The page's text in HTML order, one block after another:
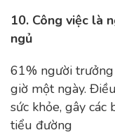
10. Công việc là
ngủ
61% người
giờ một ngày.
sức khỏe, gây các
tiểu đường